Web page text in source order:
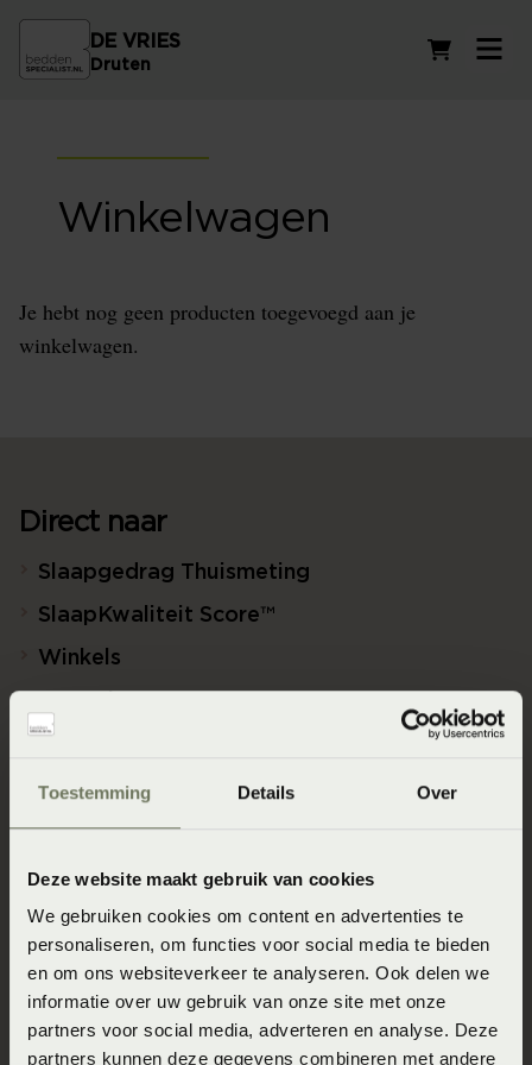
Toestemming Details Over
Deze website maakt gebruik van cookies
We gebruiken cookies om content en advertenties te
personaliseren, om functies voor social media te bieden
en om ons websiteverkeer te analyseren. Ook delen we
informatie over uw gebruik van onze site met onze
partners voor social media, adverteren en analyse. Deze
partners kunnen deze gegevens combineren met andere
DE VRIES
Druten
Winkelwagen
Je hebt nog geen producten toegevoegd aan je
winkelwagen.
Direct naar
Slaapgedrag Thuismeting
SlaapKwaliteit Score™
Winkels
Slaapfysio
Blogs over slapen
Beddenspecialist Business
Duurzaam Ondernemen
Veelgestelde vragen
Over Beddenspecialist.nl